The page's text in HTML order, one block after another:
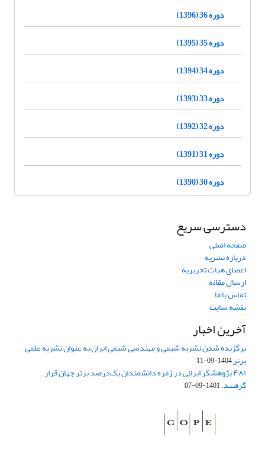
دوره 36 (1396)
دوره 35 (1395)
دوره 34 (1394)
دوره 33 (1393)
دوره 32 (1392)
دوره 31 (1391)
دوره 30 (1390)
دسترسی سریع
صفحه اصلی
درباره نشریه
اعضای هیات تحریریه
ارسال مقاله
تماس با ما
نقشه سایت
آخرین اخبار
برگزیده شدن نشریه شیمی و مهندسی شیمی ایران به عنوان نشریه علمی
برتر1404-09-11
۴۸۱ پژوهشگر ایرانی در زمره دانشمندان یک‌درصد برتر جهان قرار
گرفتند.1401-09-07